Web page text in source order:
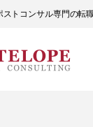
ストコンサル専門の